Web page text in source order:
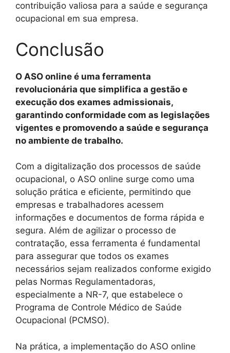
contribuição valiosa para a saúde e segurança
ocupacional em sua empresa.
Conclusão
O ASO online é uma ferramenta
revolucionária que simplifica a gestão e
execução dos exames admissionais,
garantindo conformidade com as legislações
vigentes e promovendo a saúde e segurança
no ambiente de trabalho.
Com a digitalização dos processos de saúde
ocupacional, o ASO online surge como uma
solução prática e eficiente, permitindo que
empresas e trabalhadores acessem
informações e documentos de forma rápida e
segura. Além de agilizar o processo de
contratação, essa ferramenta é fundamental
para assegurar que todos os exames
necessários sejam realizados conforme exigido
pelas Normas Regulamentadoras,
especialmente a NR-7, que estabelece o
Programa de Controle Médico de Saúde
Ocupacional (PCMSO).
Na prática, a implementação do ASO online